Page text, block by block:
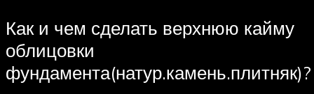
Как и чем сделать верхнюю кайму
облицовки
фундамента(натур.камень.плитняк)?